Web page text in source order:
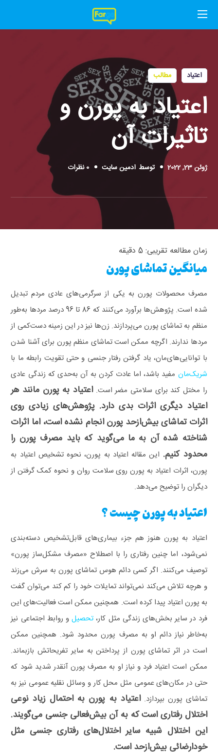
اعتیاد مطالب
اعتیاد به پورن و
تاثیرات آن
ژوئن 23, 2022 توسط ادمین سایت 0 نظرات
زمان مطالعه تقریبی: 5 دقیقه
میانگین تماشای پورن
مصرف محصولات پورن به یکی از سرگرمی‌های عادی مردم تبدیل
شده است. پژوهش‌ها برآورد می‌کنند که 86 تا 96 درصد مردها به‌طور
منظم به تماشای پورن می‌پردازند. زن‌ها نیز در این زمینه دست‌کمی از
مردها ندارند. اگرچه ممکن است تماشای منظم پورن برای آشنا شدن
با توانایی‌های‌مان، یاد گرفتن رفتار جنسی و حتی تقویت رابطه ما با
شریک‌مان مفید باشد، اما عادت کردن به آن به‌حدی که زندگی عادی
را مختل کند برای سلامتی مضر است.اعتیاد به پورن مانند هر
اعتیاد دیگری اثرات بدی دارد. پژوهش‌های زیادی روی
اثرات تماشای بیش‌ازحد پورن انجام نشده است، اما اثرات
شناخته شده آن به ما می‌گوید که باید مصرف پورن را
محدود کنیم. این مقاله اعتیاد به پورن، نحوه تشخیص اعتیاد به
پورن، اثرات اعتیاد به پورن روی سلامت روان و نحوه کمک ‌گرفتن از
دیگران را توضیح می‌دهد.
اعتیاد به پورن چیست ؟
اعتیاد به پورن هنوز هم جزء بیماری‌های قابل‌تشخیص دسته‌بندی
نمی‌شود، اما چنین رفتاری را با اصطلاح «مصرف مشکل‌ساز پورن»
توصیف می‌کنند. اگر کسی دائم هوس تماشای پورن به سرش می‌زند
و هرچه تلاش می‌کند نمی‌تواند تمایلات خود را کم کند می‌توان گفت
به پورن اعتیاد پیدا کرده است. همچنین ممکن است فعالیت‌های این
فرد در سایر بخش‌های زندگی مثل کار، تحصیلو روابط اجتماعی نیز
به‌خاطر نیاز دائم او به مصرف پورن محدود شود. همچنین ممکن
است در اثر تماشای پورن از پرداختن به سایر تفریحاتش بازبماند.
ممکن است اعتیاد فرد و نیاز او به مصرف پورن آنقدر شدید شود که
حتی در مکان‌های عمومی مثل محل کار و وسائل نقلیه عمومی نیز به
تماشای پورن بپردازد.اعتیاد به پورن به احتمال زیاد نوعی
اختلال رفتاری است که به آن بیش‌فعالی جنسی می‌گویند.
این اختلال شبیه سایر اختلال‌های رفتاری جنسی مثل
خودارضائی بیش‌ازحد است.